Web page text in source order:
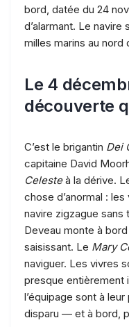
bord, datée du 24
d’alarmant. Le
milles marins au nord
Le 4
découverte
C’est le brigantin Dei
capitaine David
Celesteà la dérive.
chose d’anormal :
navire zigzague
Deveau monte à
saisissant. Le Mary
naviguer. Les vivres
presque
l’équipage sont à
disparu — et à bord,